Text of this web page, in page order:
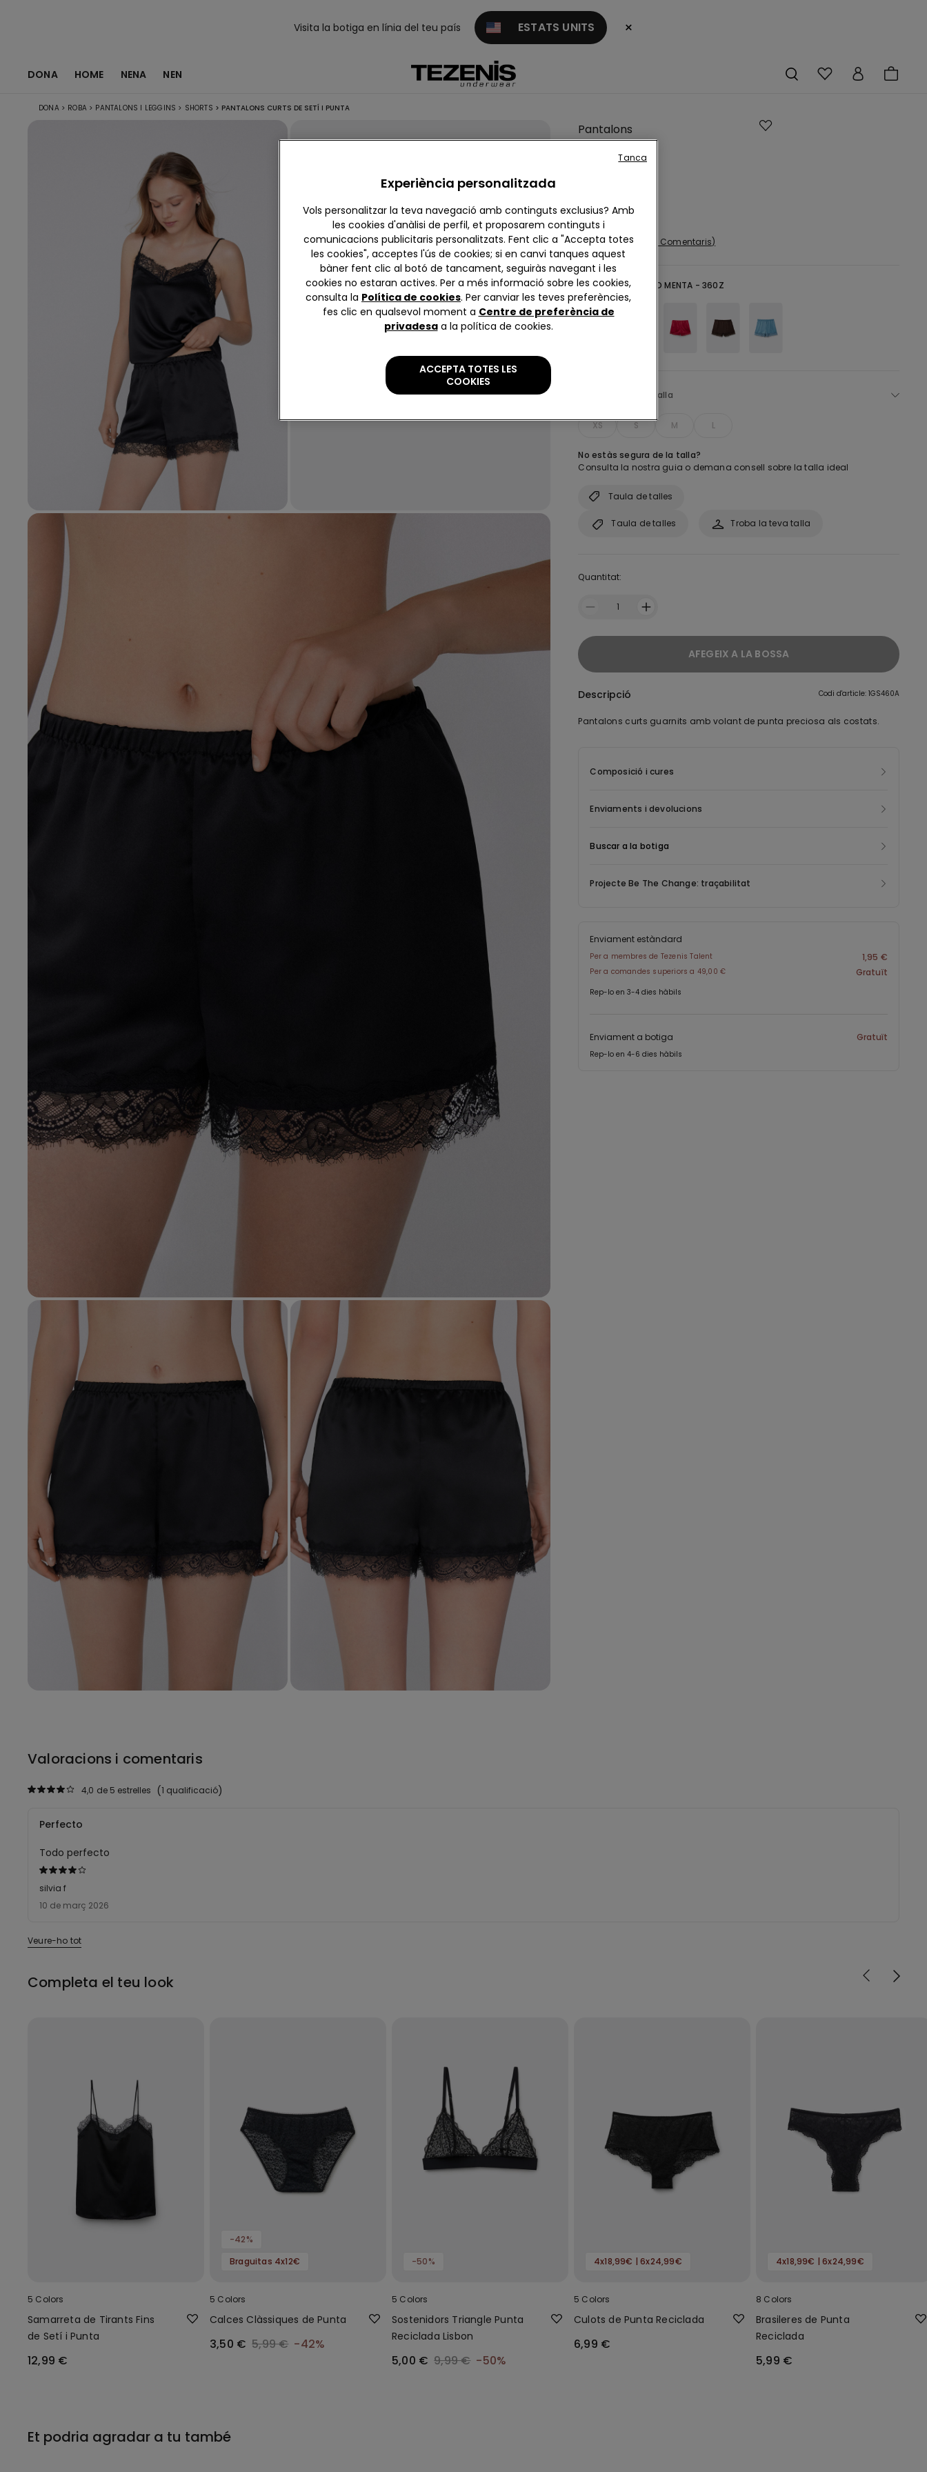
Visita la botiga en línia del teu país ESTATS UNITS ×
DONA HOME NENA NEN
DONA > ROBA > PANTALONS I LEGGINS > SHORTS > PANTALONS CURTS DE SETÍ I PUNTA
Pantalons
9,99 €
4,0 1 Comentaris
Color:Negre - VERD MENTA - 360Z
Selecciona talla
XS S M L
No estàs segura de la talla?
Consulta la nostra guia o demana consell sobre la talla ideal
Taula de talles
Troba la teva talla
Taula de talles
Quantitat:
1
AFEGEIX A LA BOSSA
Descripció Codi d'article: 1GS460A
Pantalons curts guarnits amb volant de punta preciosa als costats.
Composició i cures
Enviaments i devolucions
Buscar a la botiga
Projecte Be The Change: traçabilitat
Enviament estàndard
Per a membres de Tezenis Talent 1,95 €
Per a comandes superiors a 49,00 € Gratuït
Rep-lo en 3-4 dies hàbils
Enviament a botiga Gratuït
Rep-lo en 4-6 dies hàbils
Valoracions i comentaris
1 qualificació
4,0 de 5 estrelles
Qualificació
4
de
Perfecto
Todo perfecto
10 de març 2026
silvia f
Veure-ho tot
Completa el teu look
5 Colors
Samarreta de Tirants Fins
de Setí i Punta
12,99 €
-42%
Braguitas 4x12€
5 Colors
Calces Clàssiques de Punta
3,50 € 5,99 € -42%
-50%
5 Colors
Sostenidors Triangle Punta
Reciclada Lisbon
5,00 € 9,99 € -50%
4x18,99€ | 6x24,99€
5 Colors
Culots de Punta Reciclada
6,99 €
4x18,99€ | 6x24,99€
8 Colors
Brasileres de Punta
Reciclada
5,99 €
Et podria agradar a tu també
Experiència personalitzada
Vols personalitzar la teva navegació amb continguts exclusius? Amb
les cookies d'anàlisi de perfil, et proposarem continguts i
comunicacions publicitaris personalitzats. Fent clic a "Accepta totes
les cookies", acceptes l'ús de cookies; si en canvi tanques aquest
bàner fent clic al botó de tancament, seguiràs navegant i les
cookies no estaran actives. Per a més informació sobre les cookies,
consulta la Política de cookies. Per canviar les teves preferències,
fes clic en qualsevol moment a Centre de preferència de
privadesaa la política de cookies.
ACCEPTA TOTES LES
COOKIES
Tanca